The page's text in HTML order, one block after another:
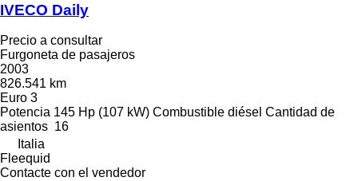
IVECO Daily
Precio a consultar
Furgoneta de pasajeros
2003
826.541 km
Euro 3
Potencia 145 Hp (107 kW) Combustible diésel Cantidad de
asientos 16
Italia
Fleequid
Contacte con el vendedor